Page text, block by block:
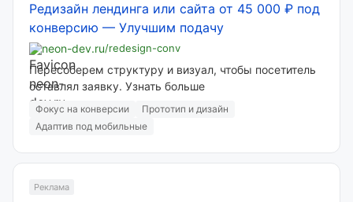
Редизайн лендинга или сайта от 45 000 ₽ под
конверсию — Улучшим подачу
neon-dev.ru/redesign-conv
Пересоберем структуру и визуал, чтобы посетитель
оставлял заявку. Узнать больше
Фокус на конверсии
Прототип и дизайн
Адаптив под мобильные
Реклама